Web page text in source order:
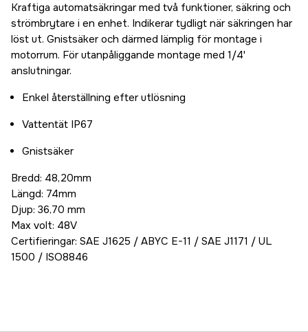
Kraftiga automatsäkringar med två funktioner, säkring och
strömbrytare i en enhet. Indikerar tydligt när säkringen har
löst ut. Gnistsäker och därmed lämplig för montage i
motorrum. För utanpåliggande montage med 1/4'
anslutningar.
Enkel återställning efter utlösning
Vattentät IP67
Gnistsäker
Bredd: 48,20mm
Längd: 74mm
Djup: 36,70 mm
Max volt: 48V
Certifieringar: SAE J1625 / ABYC E-11 / SAE J1171 / UL
1500 / ISO8846